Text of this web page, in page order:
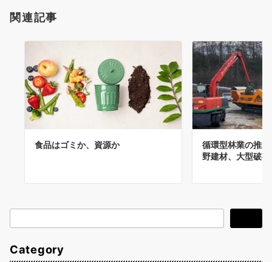
関連記事
食品はゴミか、資源か
循環型林業の推
野建材、大型破
索
Category